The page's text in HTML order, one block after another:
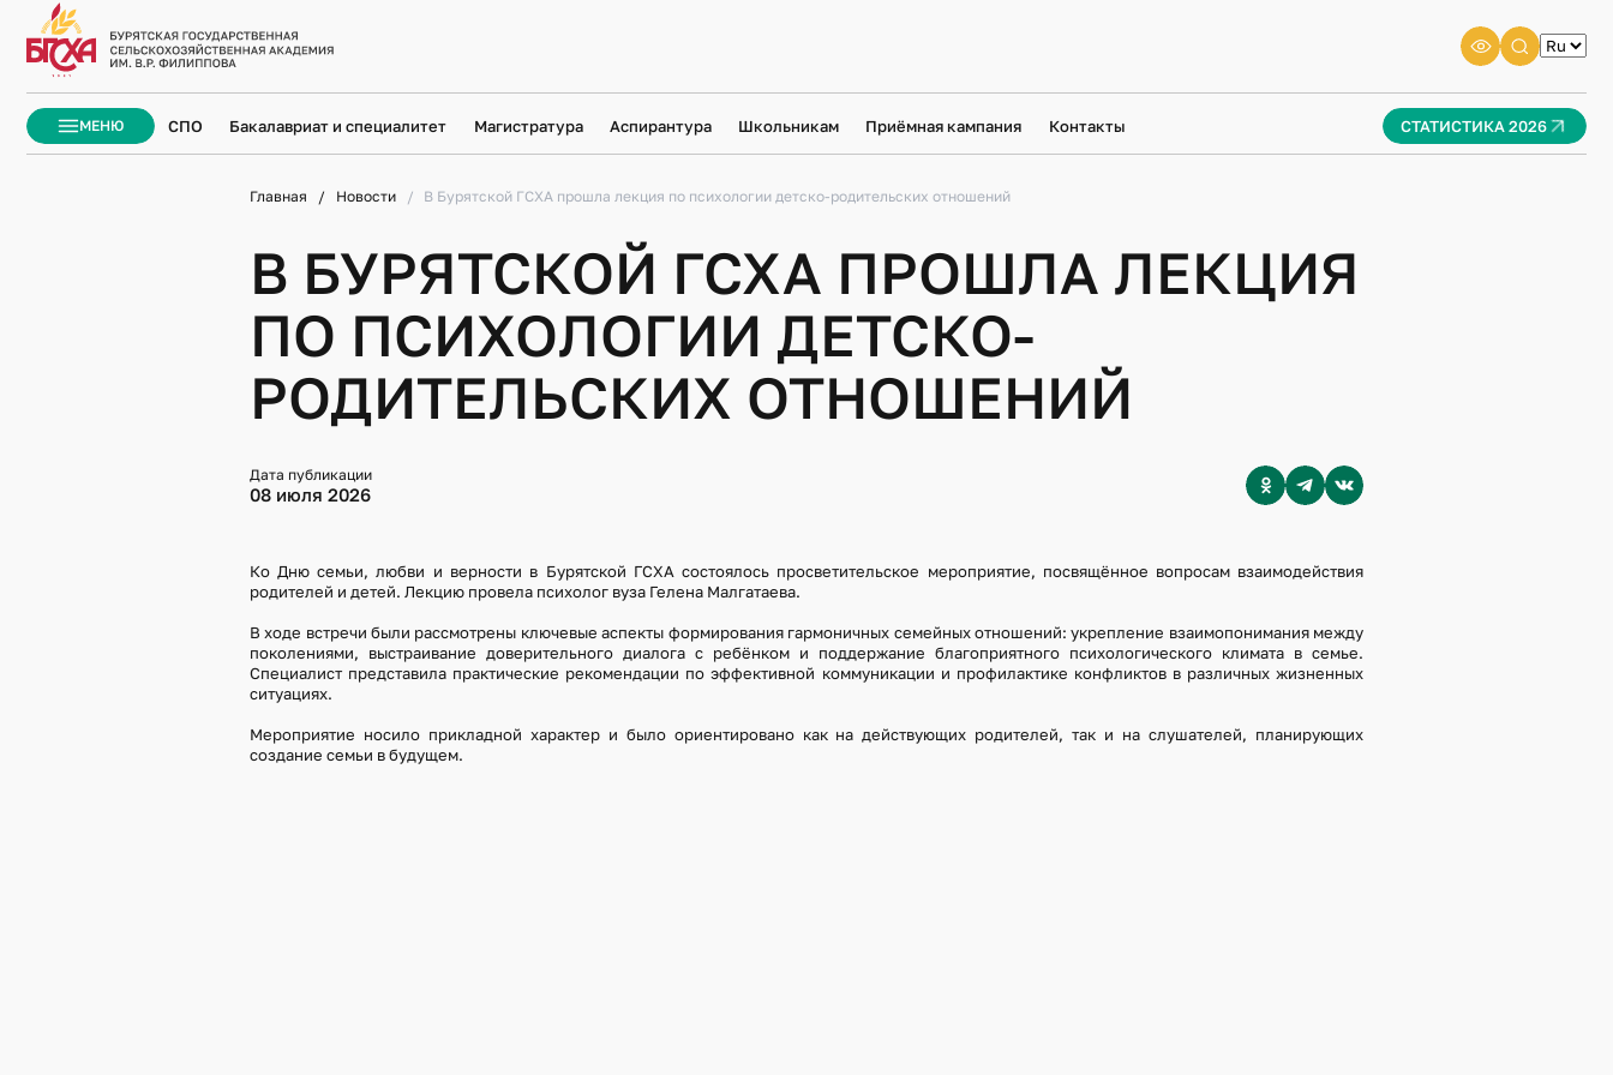
МЕНЮ
ЗАКРЫТЬ
СПО Бакалавриат и специалитет Магистратура Аспирантура Школьникам Приёмная кампания Контакты СТАТИСТИКА 2026
Главная Новости В Бурятской ГСХА прошла лекция по психологии детско-родительских отношений
В БУРЯТСКОЙ ГСХА ПРОШЛА ЛЕКЦИЯ
ПО ПСИХОЛОГИИ ДЕТСКО-
РОДИТЕЛЬСКИХ ОТНОШЕНИЙ
Дата публикации
08 июля 2026
Ко Дню семьи, любви и верности в Бурятской ГСХА состоялось просветительское мероприятие, посвящённое вопросам взаимодействия
родителей и детей. Лекцию провела психолог вуза Гелена Малгатаева.
В ходе встречи были рассмотрены ключевые аспекты формирования гармоничных семейных отношений: укрепление взаимопонимания между
поколениями, выстраивание доверительного диалога с ребёнком и поддержание благоприятного психологического климата в семье.
Специалист представила практические рекомендации по эффективной коммуникации и профилактике конфликтов в различных жизненных
ситуациях.
Мероприятие носило прикладной характер и было ориентировано как на действующих родителей, так и на слушателей, планирующих
создание семьи в будущем.